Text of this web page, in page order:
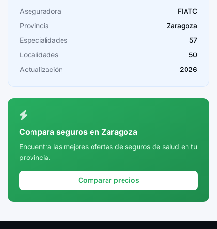
Cáceres
Cádiz
Cantabria
Castellón
Córdoba
Cuenca
Girona
Aseguradora
FIATC
Provincia
Zaragoza
Especialidades
57
Localidades
50
Actualización
2026
Compara seguros en Zaragoza
Encuentra las mejores ofertas de seguros de salud en tu
provincia.
Comparar precios